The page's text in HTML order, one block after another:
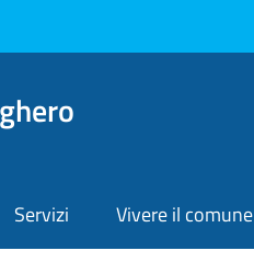
Servizi Vivere il comune